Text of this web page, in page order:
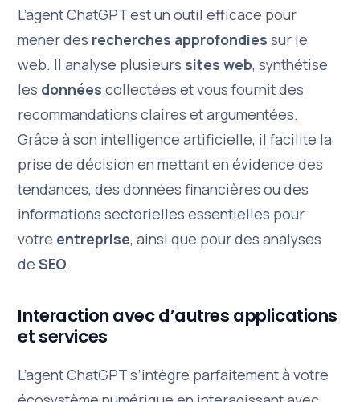
L’agent ChatGPT est un outil efficace pour
mener des recherches approfondies sur le
web. Il analyse plusieurs sites web, synthétise
les données collectées et vous fournit des
recommandations claires et argumentées.
Grâce à son intelligence artificielle, il facilite la
prise de décision en mettant en évidence des
tendances, des données financières ou des
informations sectorielles essentielles pour
votre entreprise, ainsi que pour des analyses
deSEO.
Interaction avec d’autres applications
et services
L’agent ChatGPT s’intègre parfaitement à votre